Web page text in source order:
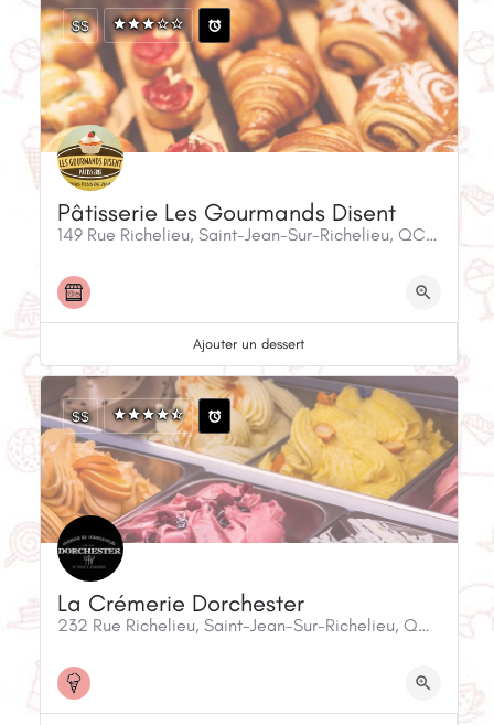
Pâtisserie Les Gourmands Disent
149 Rue Richelieu, Saint-Jean-Sur-Richelieu, QC, J3B 6X7, Canada
$$
Ajouter un dessert
La Crémerie Dorchester
232 Rue Richelieu, Saint-Jean-Sur-Richelieu, QC, J3B 6X8, Canada
$$